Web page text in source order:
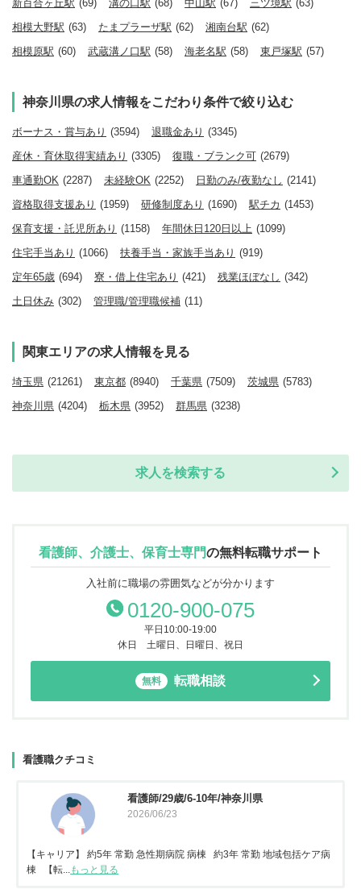
新百合ヶ丘駅 (69) 溝の口駅 (68) 中山駅 (67) 三ツ境駅 (63)
相模大野駅 (63) たまプラーザ駅 (62) 湘南台駅 (62)
相模原駅 (60) 武蔵溝ノ口駅 (58) 海老名駅 (58) 東戸塚駅 (57)
神奈川県の求人情報をこだわり条件で絞り込む
ボーナス・賞与あり (3594) 退職金あり (3345)
産休・育休取得実績あり (3305) 復職・ブランク可 (2679)
車通勤OK (2287) 未経験OK (2252) 日勤のみ/夜勤なし (2141)
資格取得支援あり (1959) 研修制度あり (1690) 駅チカ (1453)
保育支援・託児所あり (1158) 年間休日120日以上 (1099)
住宅手当あり (1066) 扶養手当・家族手当あり (919)
定年65歳 (694) 寮・借上住宅あり (421) 残業ほぼなし (342)
土日休み (302) 管理職/管理職候補 (11)
関東エリアの求人情報を見る
埼玉県 (21261) 東京都 (8940) 千葉県 (7509) 茨城県 (5783)
神奈川県 (4204) 栃木県 (3952) 群馬県 (3238)
求人を検索する
看護師、介護士、保育士専門の無料転職サポート
入社前に職場の雰囲気などが分かります
0120-900-075
平日10:00-19:00
休日 土曜日、日曜日、祝日
無料 転職相談
看護職クチコミ
看護師/29歳/6-10年/神奈川県
2026/06/23
【キャリア】 約5年 常勤 急性期病院 病棟 約3年 常勤 地域包括ケア病
棟 【転...もっと見る